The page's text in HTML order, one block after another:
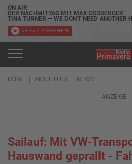
ON AIR
DER NACHMITTAG MIT MAX OSSBERGER
TINA TURNER — WE DON'T NEED ANOTHER
JETZT ANHÖREN
HOME AKTUELLES NEWS
ANZEIGE
Sailauf: Mit VW-
Hauswand geprallt -